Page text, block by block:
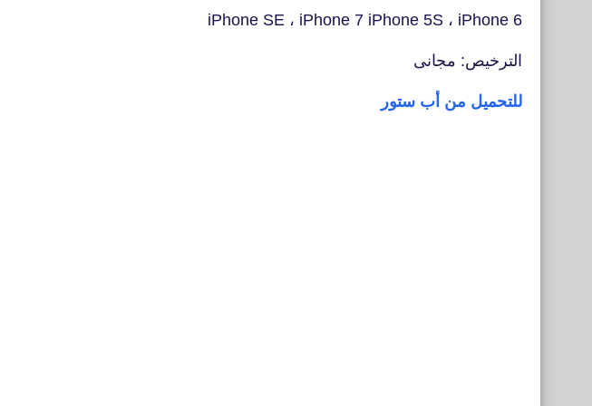
iPhone SE ، iPhone 7 iPhone 5S ، iPhone 6
الترخيص: مجانى
للتحميل من أب ستور